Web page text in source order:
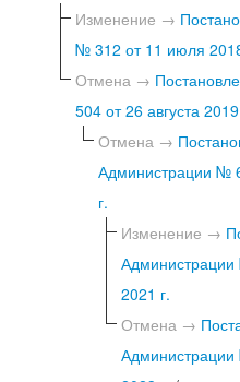
Изменение →
№ 312 от 11 июля
Отмена →
504 от 26 августа 2019
Отмена →
Администрации №
г.
Изменение →
Администрации
2021 г.
Отмена →